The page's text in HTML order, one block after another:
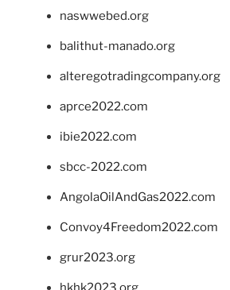
naswwebed.org
balithut-manado.org
alteregotradingcompany.org
aprce2022.com
ibie2022.com
sbcc-2022.com
AngolaOilAndGas2022.com
Convoy4Freedom2022.com
grur2023.org